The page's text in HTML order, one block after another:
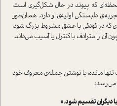
که پیوند در حال شکل‌گیری است،
دلبستگی اولیه‌ی او دارد. همان‌طور
که در کودکی با عشق مشروط بزرگ شود،
را مترادف با کنترل یا آسیب می‌داند.
تنها مانده، با نوشتن جمله‌ی معروف خود
می‌رسد:.
دیگران تقسیم شود.»